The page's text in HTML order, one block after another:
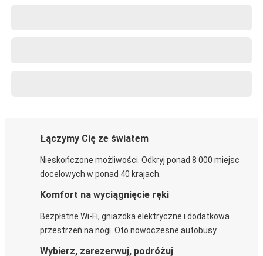
Łączymy Cię ze światem
Nieskończone możliwości. Odkryj ponad 8 000 miejsc
docelowych w ponad 40 krajach.
Komfort na wyciągnięcie ręki
Bezpłatne Wi-Fi, gniazdka elektryczne i dodatkowa
przestrzeń na nogi. Oto nowoczesne autobusy.
Wybierz, zarezerwuj, podróżuj